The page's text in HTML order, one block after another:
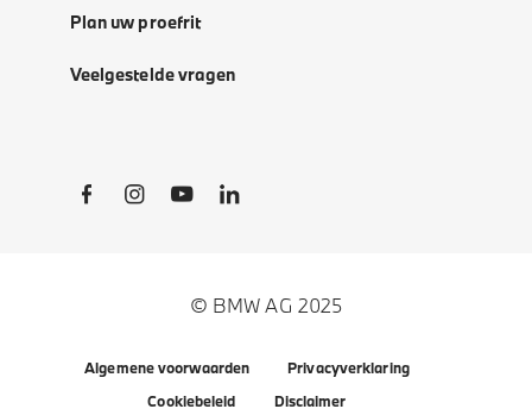
Plan uw proefrit
Veelgestelde vragen
Social Links
© BMW AG 2025
Algemene voorwaarden
Privacyverklaring
Cookiebeleid
Disclaimer